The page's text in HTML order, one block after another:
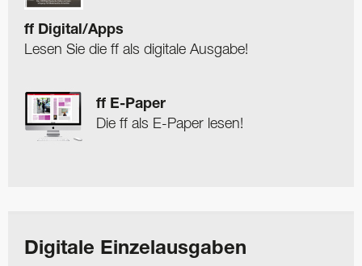
ff Digital/Apps
Lesen Sie die ff als digitale Ausgabe!
ff E-Paper
Die ff als E-Paper lesen!
Digitale Einzelausgaben